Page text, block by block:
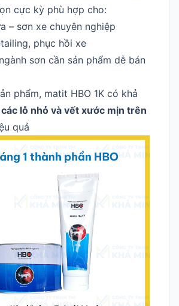
cực kỳ phù hợp cho:
– sơn xe chuyên nghiệp
phục hồi xe
sơn cần sản phẩm dễ bán
phẩm, matit HBO 1K có khả
lỗ nhỏ và vết xước mịn trên
quả